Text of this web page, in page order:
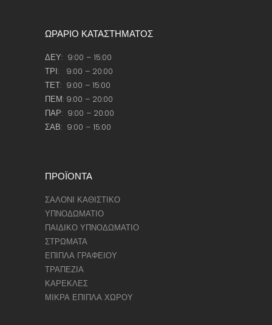
ΩΡΑΡΙΟ ΚΑΤΑΣΤΗΜΑΤΟΣ
ΔΕΥ: 9:00 – 15:00
ΤΡΙ: 9:00 – 20:00
ΤΕΤ: 9:00 – 15:00
ΠΕΜ: 9:00 – 20:00
ΠΑΡ: 9:00 – 20:00
ΣΑΒ: 9:00 – 15:00
ΠΡΟΪΟΝΤΑ
ΣΑΛΟΝΙ ΚΑΘΙΣΤΙΚΟ
ΥΠΝΟΔΩΜΑΤΙΟ
ΠΑΙΔΙΚΟ ΥΠΝΟΔΩΜΑΤΙΟ
ΣΤΡΩΜΑΤΑ
ΕΠΙΠΛΑ ΓΡΑΦΕΙΟΥ
ΤΡΑΠΕΖΙΑ
ΚΑΡΕΚΛΕΣ
ΜΙΚΡΑ ΕΠΙΠΛΑ ΧΩΡΟΥ